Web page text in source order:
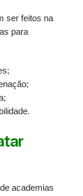
ser feitos na
para
academias